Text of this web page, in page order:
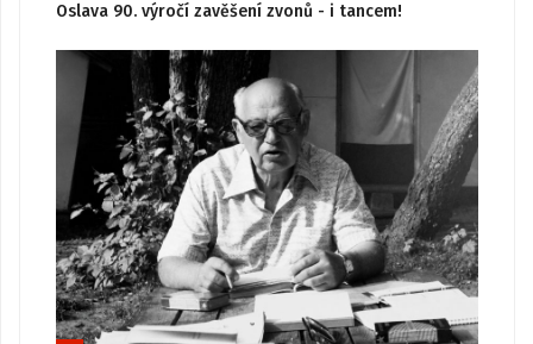
Oslava 90. výročí zavěšení zvonů - i tancem!